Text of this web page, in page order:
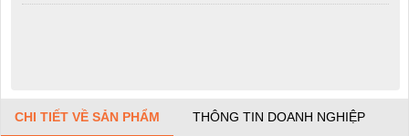
CHI TIẾT VỀ SẢN PHẨM THÔNG TIN DOANH NGHIỆP